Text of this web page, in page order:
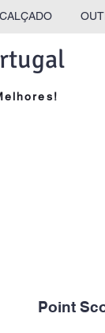
CALÇADO
Point